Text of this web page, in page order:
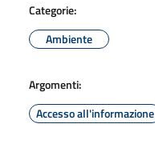
Categorie:
Ambiente
Argomenti:
Accesso all'informazione